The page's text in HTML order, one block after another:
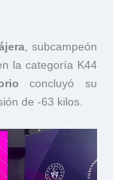
, subcampeón
la categoría K44
concluyó su
de -63 kilos.